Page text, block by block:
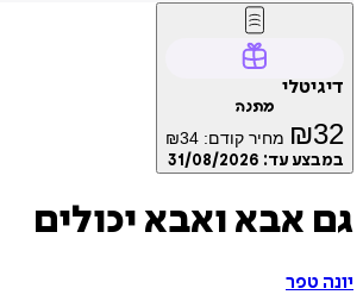
דיגיטלי
מתנה
₪32 מחיר קודם: ₪34
במבצע עד: 31/08/2026
גם אבא ואבא יכולים
יונה טפר